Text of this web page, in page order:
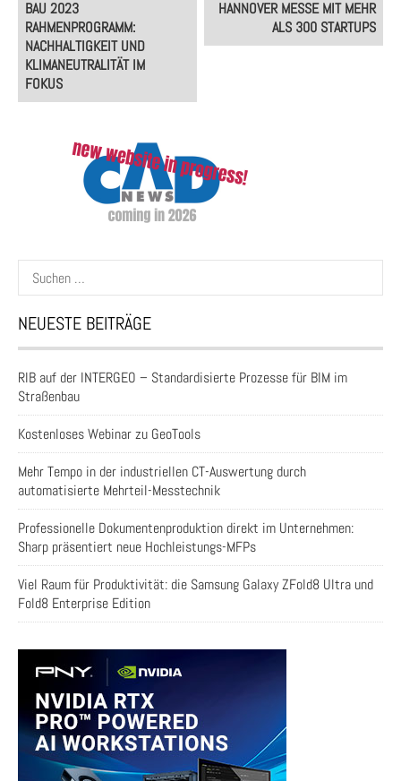
navigation
BAU 2023
RAHMENPROGRAMM:
NACHHALTIGKEIT UND
KLIMANEUTRALITÄT IM
FOKUS
HANNOVER MESSE MIT MEHR
ALS 300 STARTUPS
Suchen
nach:
NEUESTE BEITRÄGE
RIB auf der INTERGEO – Standardisierte Prozesse für BIM im
Straßenbau
Kostenloses Webinar zu GeoTools
Mehr Tempo in der industriellen CT-Auswertung durch
automatisierte Mehrteil-Messtechnik
Professionelle Dokumentenproduktion direkt im Unternehmen:
Sharp präsentiert neue Hochleistungs-MFPs
Viel Raum für Produktivität: die Samsung Galaxy ZFold8 Ultra und
Fold8 Enterprise Edition